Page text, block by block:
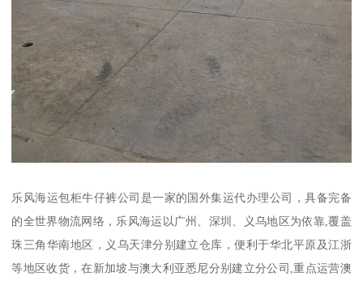
乐风海运包柜牛仔裤公司是一家的国外集运代办理公司，具备完备
的全世界物流网络，乐风海运以广州、深圳、义乌地区为依靠,覆盖
珠三角华南地区，义乌天津分别建立仓库，便利于华北平原及江浙
等地区收货，在新加坡与澳大利亚悉尼分别建立分公司,重点运营澳